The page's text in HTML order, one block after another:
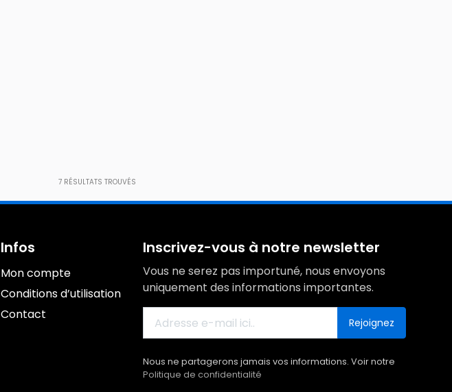
7RÉSULTATS TROUVÉS
Infos
Mon compte
Conditions d’utilisation
Contact
Inscrivez-vous à notre newsletter
Vous ne serez pas importuné, nous envoyons
uniquement des informations importantes.
Rejoignez
Nous ne partagerons jamais vos informations. Voir notre
Politique de confidentialité